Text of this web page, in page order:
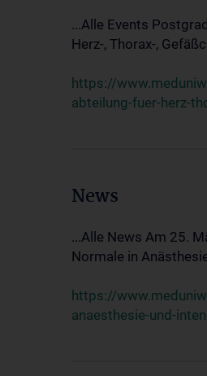
...Alle Events
Herz-, Thorax-,
https://
abteilung-fuer-herz-
News
...Alle News Am 25.
Normale in
https://
anaesthesie-und-